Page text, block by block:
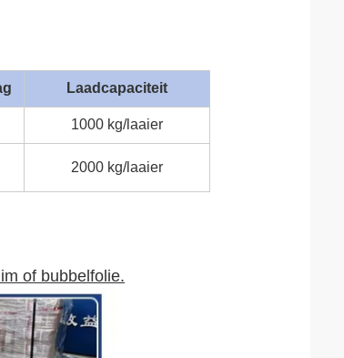
Laadcapaciteit
1000 kg/laaier
2000 kg/laaier
of bubbelfolie.